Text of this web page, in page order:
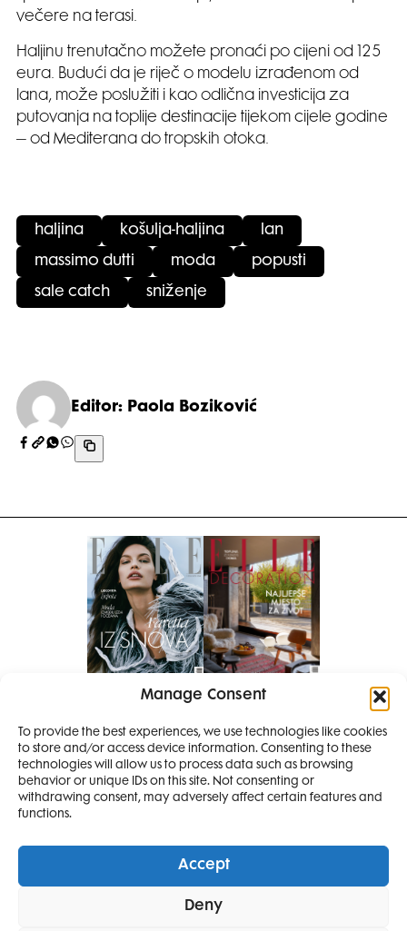
Manage Consent
To provide the best experiences, we use technologies like cookies
to store and/or access device information. Consenting to these
technologies will allow us to process data such as browsing
behavior or unique IDs on this site. Not consenting or
withdrawing consent, may adversely affect certain features and
functions.
Accept
Deny
večere na terasi.
Haljinu trenutačno možete pronaći po cijeni od 125
eura. Budući da je riječ o modelu izrađenom od
lana, može poslužiti i kao odlična investicija za
putovanja na toplije destinacije tijekom cijele godine
– od Mediterana do tropskih otoka.
haljina košulja-haljina lan
massimo dutti moda popusti
sale catch sniženje
Editor: Paola Boziković
Pretplati se na časopis
PRETPLATITE SE
Elle ProjectsElle Beauty AwardsElle Style Awards
LifestyleDecoration
SMANJI
4 IZDANJA
I 2 IZDANJA ELLE
DECORATIONA +
POKLON